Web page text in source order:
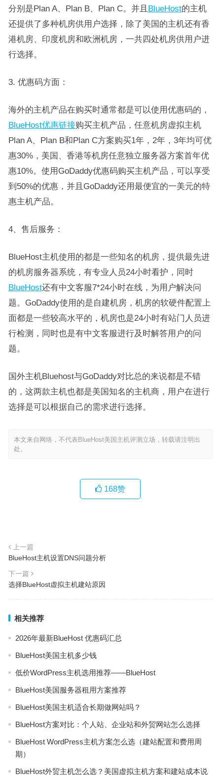
分别是Plan A、Plan B、Plan C。并且 BlueHost的主机
还提供了多种机房供用户选择，除了美国的主机还有香
港机房、印度机房和欧洲机房，一共四处机房供用户进
行选择。
3. 优惠码方面：
海外的主机产品在购买时通常都是可以使用优惠码的，
BlueHost优惠链接购买主机产品，任意机房虚拟主机
Plan A、Plan B和Plan C方案购买1年，2年，3年均可优
惠30%，美国、香港等机房任意独立服务器方案首年优
惠10%。使用GoDaddy优惠码购买主机产品，可以享受
到50%的优惠，并且GoDaddy还用最便宜的一美元的特
惠主机产品。
4、售后服务：
BlueHost主机使用的都是一些知名的机房，提供最先进
的机房服务器系统，有专业人员24小时看护，同时
BlueHost还有中文客服7*24小时在线，为用户解决问
题。GoDaddy使用的是自建机房，机房的软硬件配置上
面都是一些较高水平的，机房也是24小时有站门人员进
行检测，同时也是有中文客服进行及时解答用户的问
题。
国外主机Bluehost与GoDaddy对比总的来说都是不错
的，这两款主机也都是美国知名的主机商，用户在进行
选择是可以根据自己的需求进行选择。
本文来自网络，不代表BlueHost美国主机评测立场，转载请注明出
处。
168赞
上一篇
BlueHost主机设置DNS问题分析
下一篇
选择BlueHost虚拟主机建站原因
相关推荐
2026年最新BlueHost 优惠码汇总
BlueHost美国主机多少钱
低价WordPress主机选用推荐——BlueHost
BlueHost美国服务器租用方案推荐
BlueHost美国主机适合长期做网站吗？
BlueHost方案对比：个人站、企业站和外贸网站怎么选择
BlueHost WordPress主机方案怎么选（建站配置和费用周
期）
BlueHost外贸主机怎么选？美国虚拟主机方案和建站成本说